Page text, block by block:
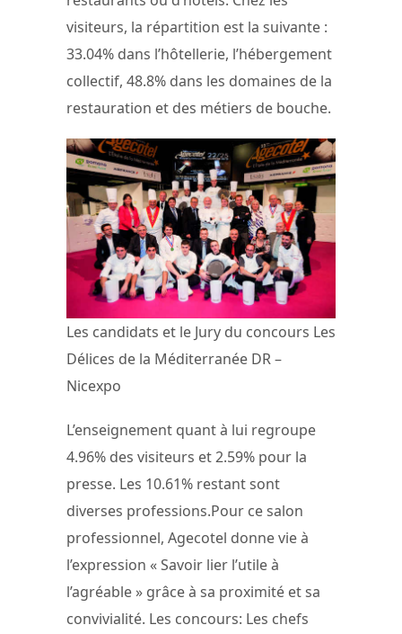
visiteurs, la répartition est la suivante :
33.04% dans l’hôtellerie, l’hébergement
collectif, 48.8% dans les domaines de la
restauration et des métiers de bouche.
Les candidats et le Jury du concours Les
Délices de la Méditerranée DR –
Nicexpo
L’enseignement quant à lui regroupe
4.96% des visiteurs et 2.59% pour la
presse. Les 10.61% restant sont
diverses professions.Pour ce salon
professionnel, Agecotel donne vie à
l’expression « Savoir lier l’utile à
l’agréable » grâce à sa proximité et sa
convivialité. Les concours: Les chefs